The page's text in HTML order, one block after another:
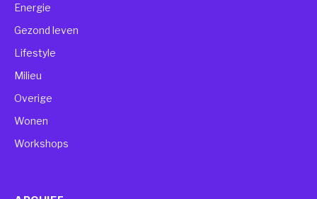
Energie
Gezond leven
Lifestyle
Milieu
Overige
Wonen
Workshops